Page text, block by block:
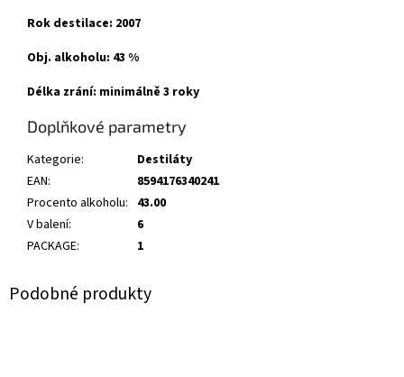
Rok destilace: 2007
Obj. alkoholu: 43 %
Délka zrání: minimálně 3 roky
Doplňkové parametry
Kategorie:
Destiláty
EAN:
8594176340241
Procento alkoholu: 43.00
V balení:
6
PACKAGE: 1